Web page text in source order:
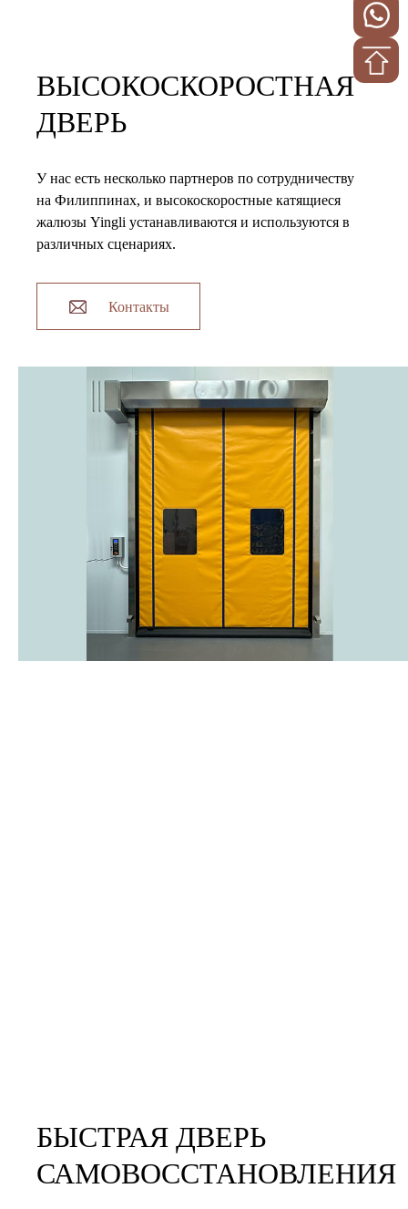
ВЫСОКОСКОРОСТНАЯ
ДВЕРЬ
У нас есть несколько партнеров по сотрудничеству
на Филиппинах, и высокоскоростные катящиеся
жалюзы Yingli устанавливаются и используются в
различных сценариях.
Контакты
БЫСТРАЯ ДВЕРЬ
САМОВОССТАНОВЛЕНИЯ